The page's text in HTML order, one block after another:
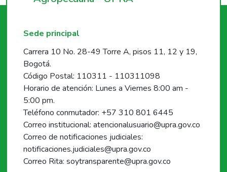
Sede principal
Carrera 10 No. 28-49 Torre A, pisos 11, 12 y 19,
Bogotá.
Código Postal: 110311 - 110311098
Horario de atención: Lunes a Viernes 8:00 am -
5:00 pm.
Teléfono conmutador: +57 310 801 6445
Correo institucional: atencionalusuario@upra.gov.co
Correo de notificaciones judiciales:
notificaciones.judiciales@upra.gov.co
Correo Rita: soytransparente@upra.gov.co